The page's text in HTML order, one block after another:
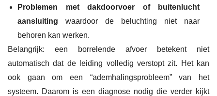
Problemen met dakdoorvoer of buitenlucht
aansluiting waardoor de beluchting niet naar
behoren kan werken.
Belangrijk: een borrelende afvoer betekent niet
automatisch dat de leiding volledig verstopt zit. Het kan
ook gaan om een “ademhalingsprobleem” van het
systeem. Daarom is een diagnose nodig die verder kijkt